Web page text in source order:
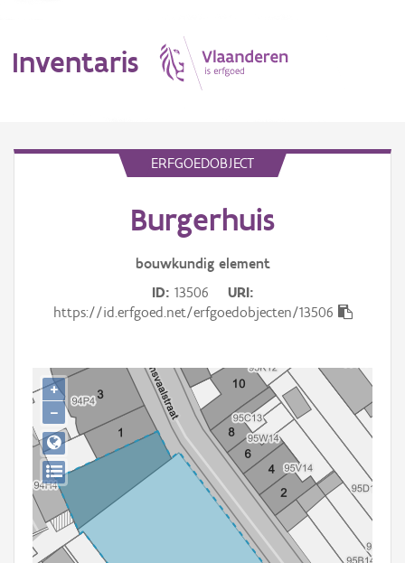
Inventaris
Gebeurtenis
Persoon of collectief
Downloads
Hergebruik
Aanmelden
ERFGOEDOBJECT
Burgerhuis
bouwkundig element
ID 13506
URI
https://id.erfgoed.net/erfgoedobjecten/13506
+
−